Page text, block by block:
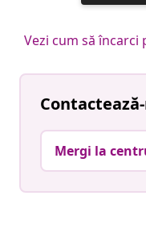
publicată
Vezi cum să încarci
Mergi la